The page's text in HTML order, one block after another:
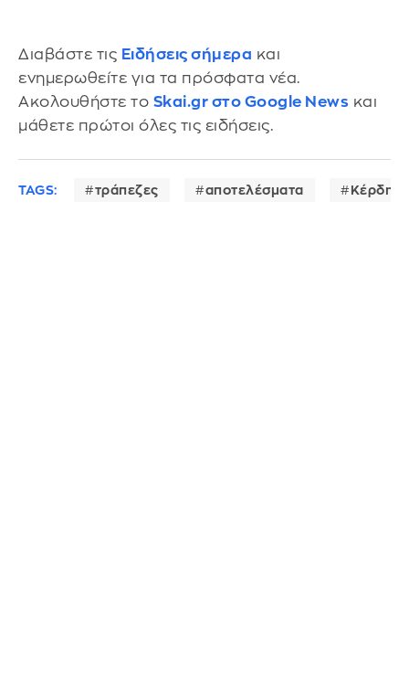
Διαβάστε τις Ειδήσεις σήμερα και
ενημερωθείτε για τα πρόσφατα νέα.
Ακολουθήστε το Skai.gr στο Google News και
μάθετε πρώτοι όλες τις ειδήσεις.
TAGS: τράπεζες αποτελέσματα Κέρδη